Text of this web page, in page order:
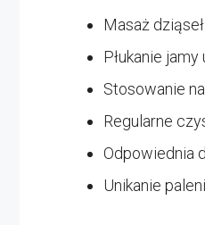
Masaż
Płukanie
Stosowanie
Regularne
Odpowiednia
Unikanie